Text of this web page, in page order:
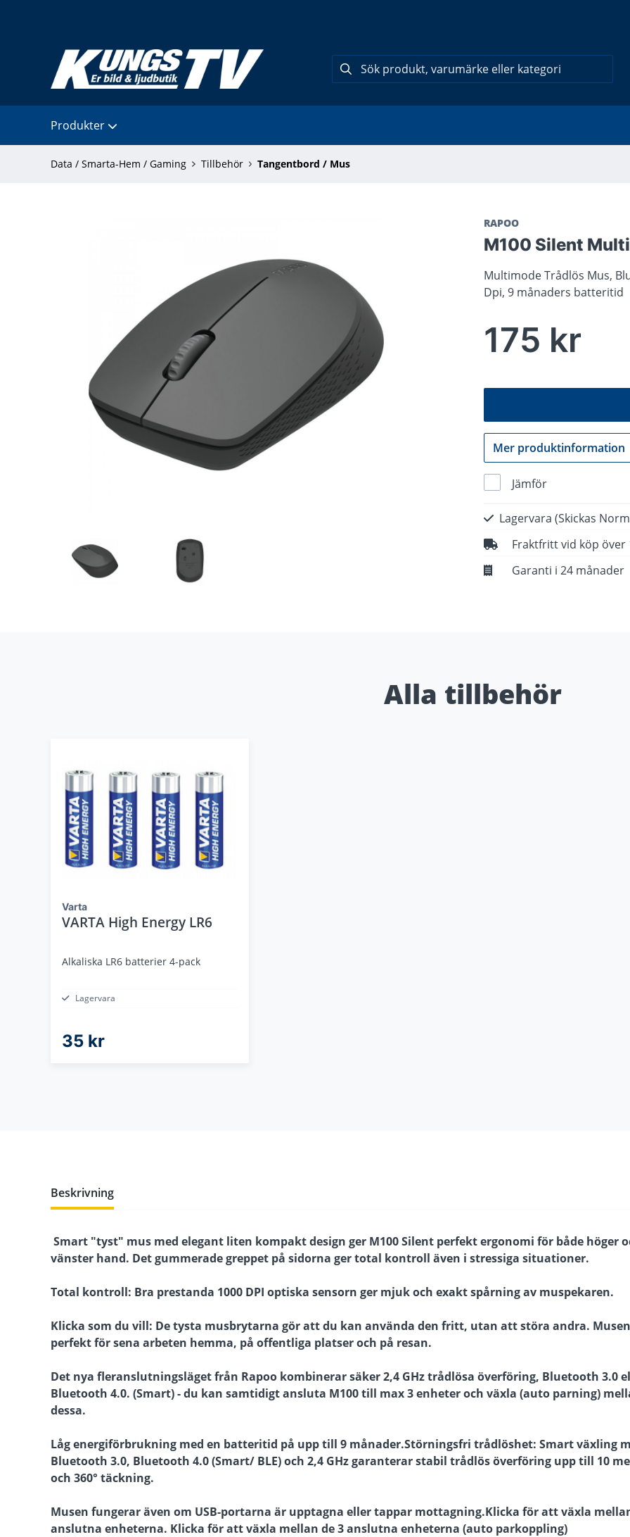
Produkter
Data / Smarta-Hem / Gaming Tillbehör Tangentbord / Mus
RAPOO
M100 Silent
Multimode Trådlös Mus,
Dpi, 9 månaders batteritid
175 kr
Mer produktinformation
Jämför
Lagervara (Skickas
Fraktfritt vid köp över
Garanti i 24 månader
Alla tillbehör
Varta
VARTA High Energy LR6
Alkaliska LR6 batterier 4-pack
Lagervara
35 kr
Beskrivning
Smart "tyst" mus med elegant liten kompakt design ger M100 Silent perfekt ergonomi för både höger
vänster hand. Det gummerade greppet på sidorna ger total kontroll även i stressiga situationer.
Total kontroll: Bra prestanda 1000 DPI optiska sensorn ger mjuk och exakt spårning av muspekaren.
Klicka som du vill: De tysta musbrytarna gör att du kan använda den fritt, utan att störa andra.
perfekt för sena arbeten hemma, på offentliga platser och på resan.
Det nya fleranslutningsläget från Rapoo kombinerar säker 2,4 GHz trådlösa överföring, Bluetooth 3.0
Bluetooth 4.0. (Smart) - du kan samtidigt ansluta M100 till max 3 enheter och växla (auto parning)
dessa.
Låg energiförbrukning med en batteritid på upp till 9 månader.Störningsfri trådlöshet: Smart växling
Bluetooth 3.0, Bluetooth 4.0 (Smart/ BLE) och 2,4 GHz garanterar stabil trådlös överföring upp till 10
och 360° täckning.
Musen fungerar även om USB-portarna är upptagna eller tappar mottagning.Klicka för att växla
anslutna enheterna. Klicka för att växla mellan de 3 anslutna enheterna (auto parkoppling)